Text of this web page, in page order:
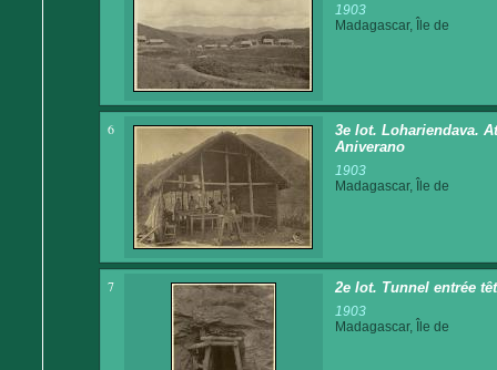
1903
Madagascar, Île de
6
3e lot. Lohariendava.
Aniverano
1903
Madagascar, Île de
7 2e lot. Tunnel entrée
1903
Madagascar, Île de